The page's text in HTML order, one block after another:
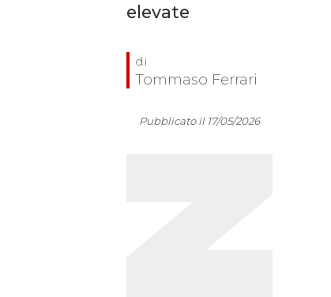
elevate
Tommaso Ferrari
Pubblicato il 17/05/2026